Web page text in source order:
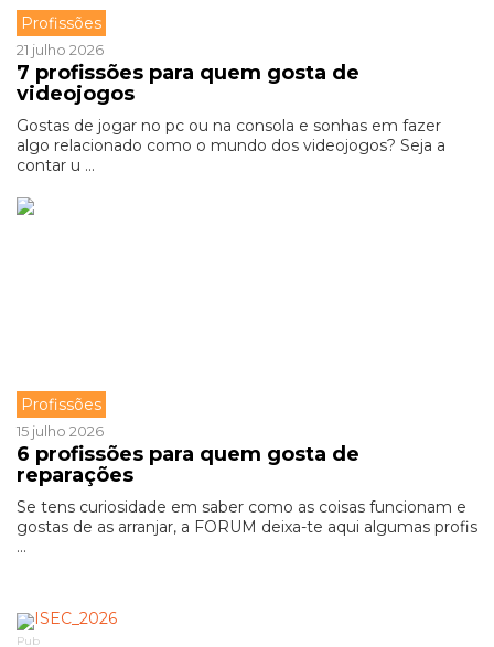
Profissões
21 julho 2026
7 profissões para quem gosta de
videojogos
Gostas de jogar no pc ou na consola e sonhas em fazer
algo relacionado como o mundo dos videojogos? Seja a
contar u ...
Profissões
15 julho 2026
6 profissões para quem gosta de
reparações
Se tens curiosidade em saber como as coisas funcionam e
gostas de as arranjar, a FORUM deixa-te aqui algumas profis
...
Pub